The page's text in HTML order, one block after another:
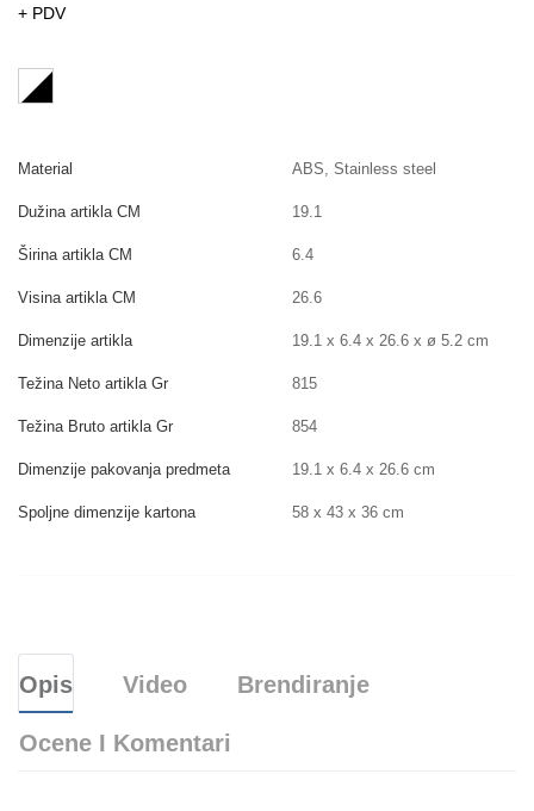
+ PDV
Material ABS, Stainless steel
Dužina artikla CM 19.1
Širina artikla CM 6.4
Visina artikla CM 26.6
Dimenzije artikla 19.1 x 6.4 x 26.6 x ø 5.2 cm
Težina Neto artikla Gr 815
Težina Bruto artikla Gr 854
Dimenzije pakovanja predmeta 19.1 x 6.4 x 26.6 cm
Spoljne dimenzije kartona 58 x 43 x 36 cm
Opis Video Brendiranje
Ocene I Komentari